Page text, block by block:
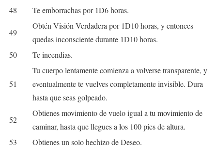
48
Te emborrachas por 1D6 horas.
49
Obtén Visión Verdadera por 1D10 horas, y entonces
quedas inconsciente durante 1D10 horas.
50
Te incendias.
51
Tu cuerpo lentamente comienza a volverse transparente, y
eventualmente te vuelves completamente invisible. Dura
hasta que seas golpeado.
52
Obtienes movimiento de vuelo igual a tu movimiento de
caminar, hasta que llegues a los 100 pies de altura.
53
Obtienes un solo hechizo de Deseo.